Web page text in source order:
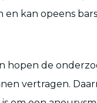
en kan opeens
hopen de
vertragen.